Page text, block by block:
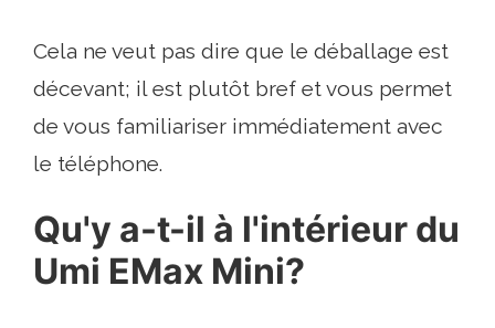
Cela ne veut pas dire que le déballage est
décevant; il est plutôt bref et vous permet
de vous familiariser immédiatement avec
le téléphone.
Qu'y a-t-il à l'intérieur du
Umi EMax Mini?